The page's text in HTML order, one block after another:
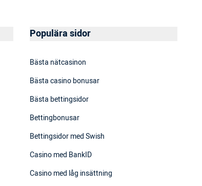
Populära sidor
Bästa nätcasinon
Bästa casino bonusar
Bästa bettingsidor
Bettingbonusar
Bettingsidor med Swish
Casino med BankID
Casino med låg insättning